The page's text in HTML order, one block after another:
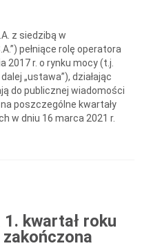
z siedzibą w
pełniące rolę operatora
2017 r. o rynku mocy (t.j.
„ustawa”), działając
do publicznej wiadomości
poszczególne kwartały
w dniu 16 marca 2021 r.
kwartał roku